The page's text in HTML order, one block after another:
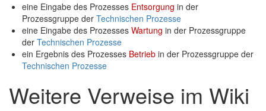
eine Eingabe des Prozesses Entsorgung in der
Prozessgruppe derTechnischen Prozesse
eine Eingabe des ProzessesWartung in der Prozessgruppe
derTechnischen Prozesse
ein Ergebnis des Prozesses Betrieb in der Prozessgruppe der
Technischen Prozesse
Weitere Verweise im Wiki